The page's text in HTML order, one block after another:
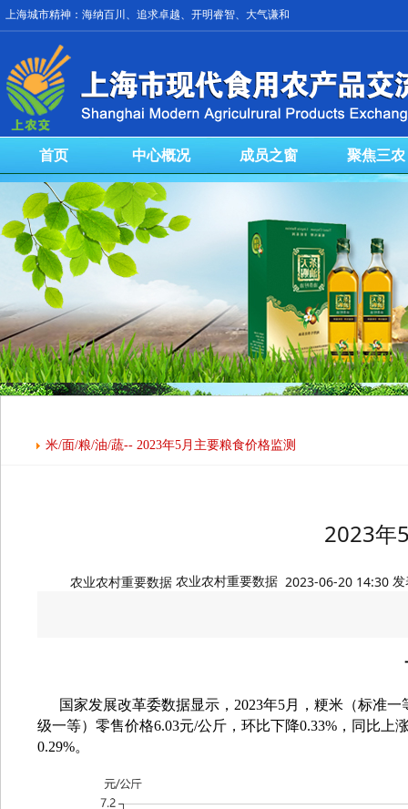
上海城市精神：海纳百川、追求卓越、开明睿智、大气谦和
首页 中心概况 成员之窗 聚焦三农
米/面/粮/油/蔬-- 2023年5月主要粮食价格监测
2023年
农业农村重要数据 农业农村重要数据 2023-06-20 14:30
国家发展改革委数据显示，2023年5月，粳米（标准
级一等）零售价格6.03元/公斤，环比下降0.33% ，同比上
0.29%。